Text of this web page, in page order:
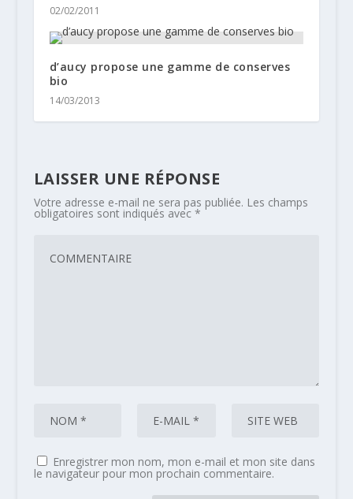
02/02/2011
d’aucy propose une gamme de conserves
bio
14/03/2013
LAISSER UNE RÉPONSE
Votre adresse e-mail ne sera pas publiée. Les champs
obligatoires sont indiqués avec *
Enregistrer mon nom, mon e-mail et mon site dans
le navigateur pour mon prochain commentaire.